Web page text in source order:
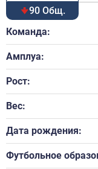
90 Общ.
Команда:
Амплуа:
Рост:
Вес:
Дата рождения:
Футбольное